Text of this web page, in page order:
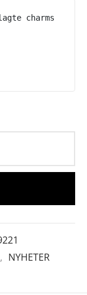
charms
, NYHETER